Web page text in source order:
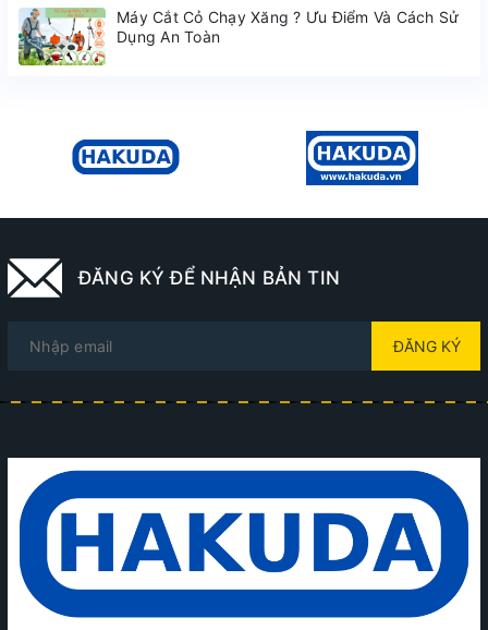
Máy Cắt Cỏ Chạy Xăng ? Ưu Điểm Và Cách Sử
Dụng An Toàn
ĐĂNG KÝ ĐỂ NHẬN BẢN TIN
ĐĂNG KÝ